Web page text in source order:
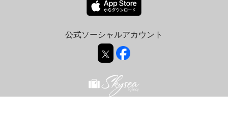
公式ソーシャルアカウント